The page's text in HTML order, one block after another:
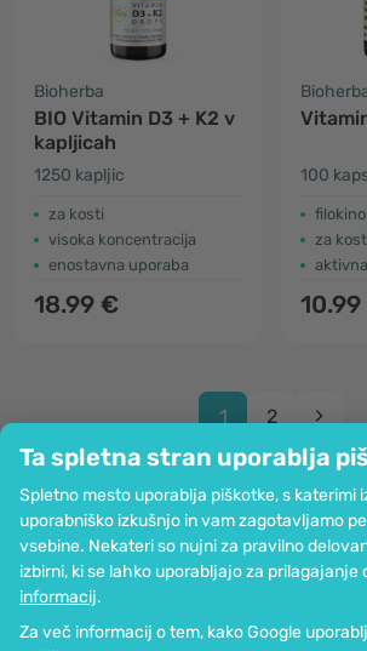
Ta spletna stran uporablja
Spletno mesto uporablja piškotke, s katerimi
uporabniško izkušnjo in vam zagotavljamo
vsebine. Nekateri so nujni za pravilno
izbirni, ki se lahko uporabljajo za prilagajanje
informacij.
Za več informacij o tem, kako Google
Bioherba
BIO Vitamin D3 + K2 v
kapljicah
1250 kapljic
za kosti
visoka koncentracija
enostavna uporaba
18.99 €
100
za
1 2
Podjetje
Informacije
Pridružite se nam